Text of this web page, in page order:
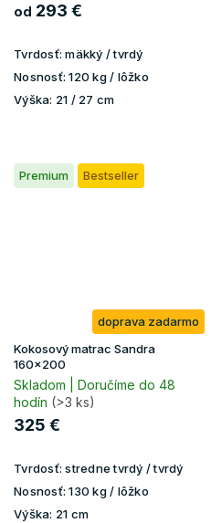
od 293 €
Tvrdosť: mäkký / tvrdý
Nosnosť: 120 kg / lôžko
Výška: 21 / 27 cm
Premium Bestseller
doprava zadarmo
Kokosový matrac Sandra
160x200
Skladom | Doručíme do 48
hodín (>3 ks)
325 €
Tvrdosť: stredne tvrdý / tvrdý
Nosnosť: 130 kg / lôžko
Výška: 21 cm